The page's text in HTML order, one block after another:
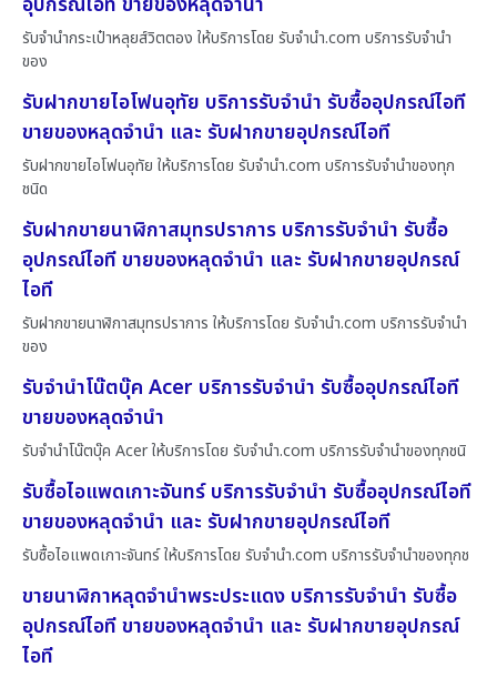
รับจำนำกระเป๋าหลุยส์วิตตอง ให้บริการโดย รับจํานํา.com บริการรับจำนำ
ของ
รับฝากขายไอโฟนอุทัย บริการรับจำนำ รับซื้ออุปกรณ์ไอที
ขายของหลุดจำนำ และ รับฝากขายอุปกรณ์ไอที
รับฝากขายไอโฟนอุทัย ให้บริการโดย รับจํานํา.com บริการรับจำนำของทุก
ชนิด
รับฝากขายนาฬิกาสมุทรปราการ บริการรับจำนำ รับซื้อ
อุปกรณ์ไอที ขายของหลุดจำนำ และ รับฝากขายอุปกรณ์
ไอที
รับฝากขายนาฬิกาสมุทรปราการ ให้บริการโดย รับจํานํา.com บริการรับจำนำ
ของ
รับจำนำโน๊ตบุ๊ค Acer บริการรับจำนำ รับซื้ออุปกรณ์ไอที
ขายของหลุดจำนำ
รับจำนำโน๊ตบุ๊ค Acer ให้บริการโดย รับจํานํา.com บริการรับจำนำของทุกชนิ
รับซื้อไอแพดเกาะจันทร์ บริการรับจำนำ รับซื้ออุปกรณ์ไอที
ขายของหลุดจำนำ และ รับฝากขายอุปกรณ์ไอที
รับซื้อไอแพดเกาะจันทร์ ให้บริการโดย รับจํานํา.com บริการรับจำนำของทุกช
ขายนาฬิกาหลุดจำนำพระประแดง บริการรับจำนำ รับซื้อ
อุปกรณ์ไอที ขายของหลุดจำนำ และ รับฝากขายอุปกรณ์
ไอที